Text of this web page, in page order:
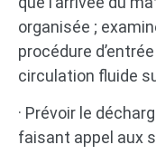
organisée ;
procédure
circulation fluide
· Prévoir le
faisant appel aux